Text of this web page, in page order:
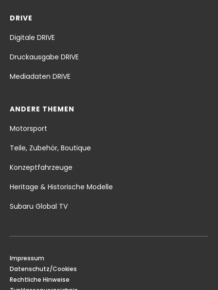
DRIVE
Digitale DRIVE
Druckausgabe DRIVE
Mediadaten DRIVE
ANDERE THEMEN
Motorsport
Teile, Zubehör, Boutique
Konzeptfahrzeuge
Heritage & Historische Modelle
Subaru Global TV
Impressum
Datenschutz/Cookies
Rechtliche Hinweise